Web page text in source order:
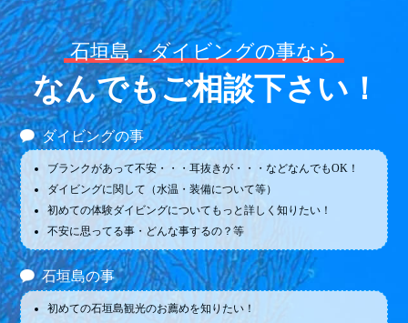
石垣島・ダイビングの事なら
なんでもご相談下さい！
ダイビングの事
ブランクがあって不安・・・耳抜きが・・・などなんでもOK！
ダイビングに関して（水温・装備について等）
初めての体験ダイビングについてもっと詳しく知りたい！
不安に思ってる事・どんな事するの？等
石垣島の事
初めての石垣島観光のお薦めを知りたい！